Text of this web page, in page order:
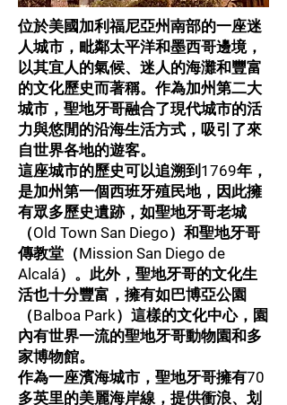
位於美國加利福尼亞州南部的一座迷
人城市，毗鄰太平洋和墨西哥邊境，
以其宜人的氣候、迷人的海灘和豐富
的文化歷史而著稱。作為加州第二大
城市，聖地牙哥融合了現代城市的活
力與悠閒的沿海生活方式，吸引了來
自世界各地的遊客。
這座城市的歷史可以追溯到1769年，
是加州第一個西班牙殖民地，因此擁
有眾多歷史遺跡，如聖地牙哥老城
（Old Town San Diego）和聖地牙哥
傳教堂（Mission San Diego de
Alcalá）。此外，聖地牙哥的文化生
活也十分豐富，擁有如巴博亞公園
（Balboa Park）這樣的文化中心，園
內有世界一流的聖地牙哥動物園和多
家博物館。
作為一座濱海城市，聖地牙哥擁有70
多英里的美麗海岸線，提供衝浪、划